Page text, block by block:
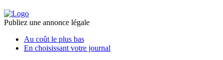
Publiez une annonce légale
Au coût le plus bas
En choisissant votre journal